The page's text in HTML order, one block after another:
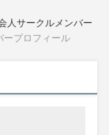
人サークルメンバー
ープロフィール